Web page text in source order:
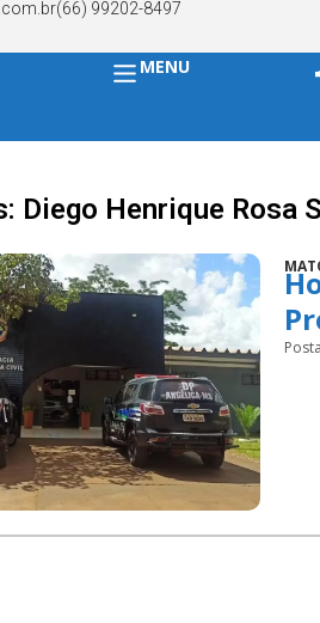
(66) 99202-8497
MENU
Diego Henrique Rosa